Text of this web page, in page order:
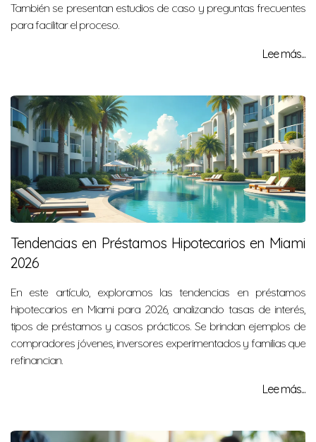
También se presentan estudios de caso y preguntas frecuentes
para facilitar el proceso.
Lee más...
Tendencias en Préstamos Hipotecarios en Miami
2026
En este artículo, exploramos las tendencias en préstamos
hipotecarios en Miami para 2026, analizando tasas de interés,
tipos de préstamos y casos prácticos. Se brindan ejemplos de
compradores jóvenes, inversores experimentados y familias que
refinancian.
Lee más...